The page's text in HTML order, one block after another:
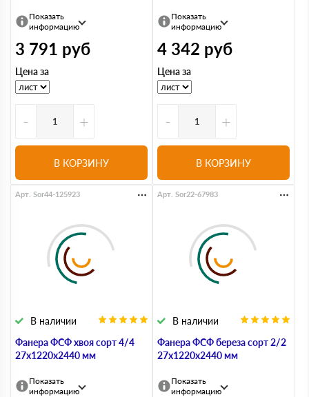
Показать
информацию
3 791 руб
Цена за
- +
В КОРЗИНУ
Показать
информацию
4 342 руб
Цена за
- +
В КОРЗИНУ
Фанера ФСФ хвоя сорт 4/4
27х1220х2440 мм
В наличии
Арт. Sor44-125923
Показать
информацию
Фанера ФСФ береза сорт 2/2
27х1220х2440 мм
В наличии
Арт. Sor22-67983
Показать
информацию